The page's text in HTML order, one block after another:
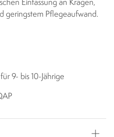
Einfassung an Kragen,
geringstem Pflegeaufwand.
9- bis 10-Jährige